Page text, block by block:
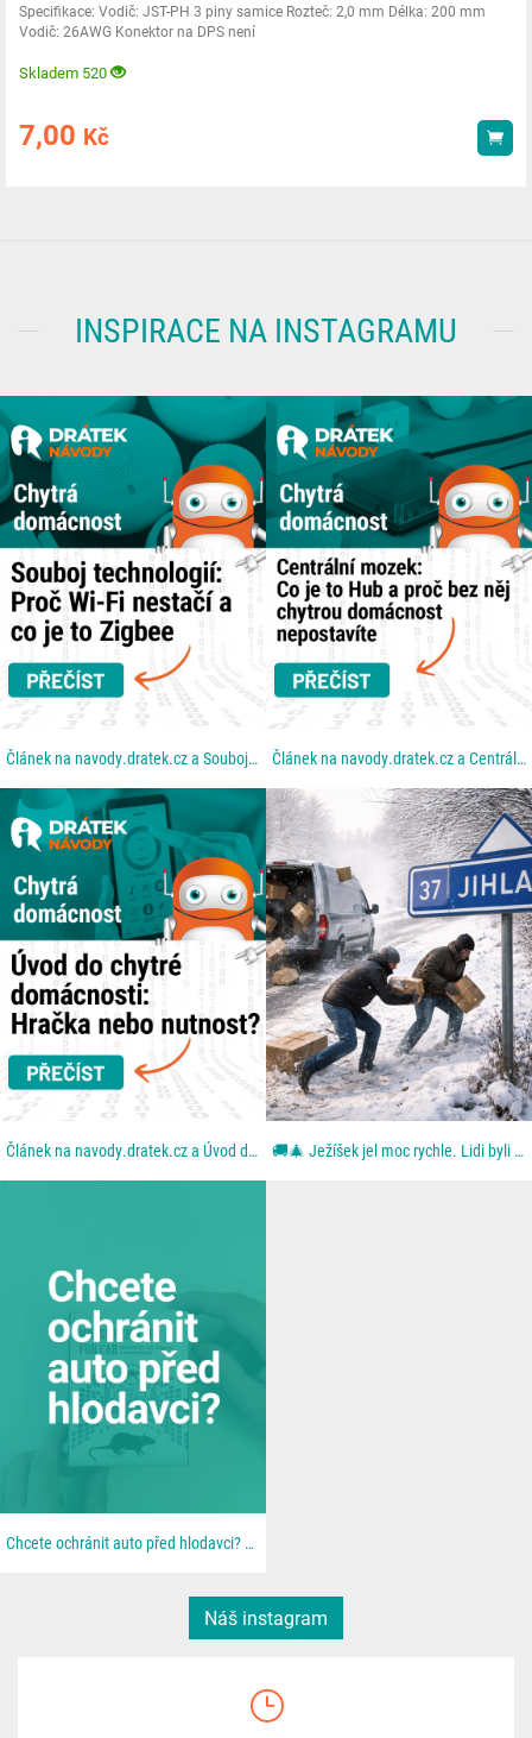
Specifikace: Vodič: JST-PH 3 piny samice Rozteč: 2,0 mm Délka: 200 mm
Vodič: 26AWG Konektor na DPS není
Skladem 520
7,00 Kč
INSPIRACE NA INSTAGRAMU
Článek na navody.dratek.cz a Souboj technologií: Proč Wi-Fi nestačí a co je to Zigbee. Odkaz také v... Článek na navody.dratek.cz a Centrální mozek: Co je to Hub a proč bez něj chytrou domácnost...
Článek na navody.dratek.cz a Úvod do chytré domácnosti. Odkaz také v BIO.... 🚚🎄 Ježíšek jel moc rychle. Lidi byli ještě rychlejší. Aneb: když se blbě zavřou dveře. Z dodávky...
Chcete ochránit auto před hlodavci? 🐀 📦 Všechno najdeš u nás na 👉 dratek.cz #arduino...
Náš instagram